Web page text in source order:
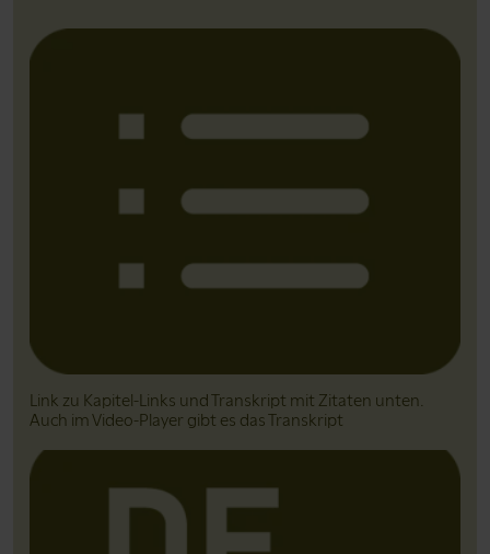
Link zu Kapitel-Links und Transkript mit Zitaten unten.
Auch im Video-Player gibt es das Transkript